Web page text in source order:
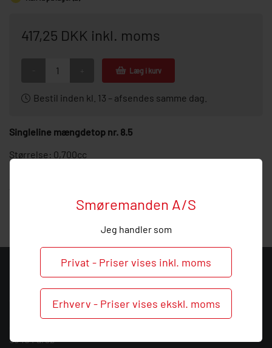
Smøremanden A/S
Jeg handler som
Privat - Priser vises inkl. moms
Erhverv - Priser vises ekskl. moms
417,25 DKK inkl. moms
Læg i kurv
Bestil inden kl. 13 – afsendes samme dag.
Singleline mængdetop nr. 8.5
Størrelse: 0,700cc
denne mængdetop.
KONTAKT
Smøremanden A/S
9640 Farsø